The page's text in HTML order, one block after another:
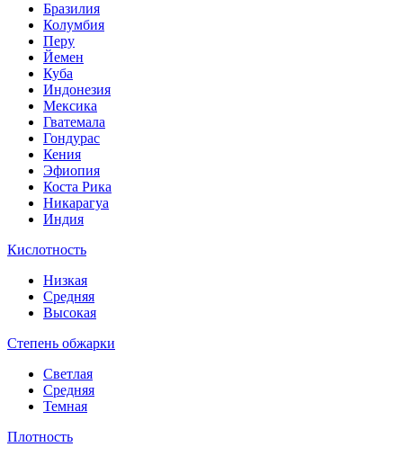
Бразилия
Колумбия
Перу
Йемен
Куба
Индонезия
Мексика
Гватемала
Гондурас
Кения
Эфиопия
Коста Рика
Никарагуа
Индия
Кислотность
Низкая
Средняя
Высокая
Степень обжарки
Светлая
Средняя
Темная
Плотность